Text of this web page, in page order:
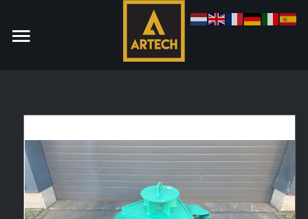
Monteur
Allround CNC Verspaner
Spare parts manager